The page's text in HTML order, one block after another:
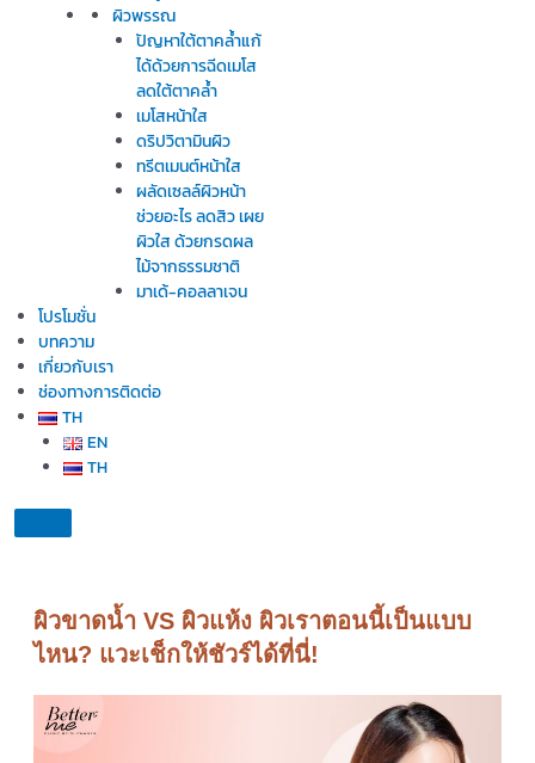
ผิวพรรณ
ปัญหาใต้ตาคล้ำแก้
ได้ด้วยการฉีดเมโส
ลดใต้ตาคล้ำ
เมโสหน้าใส
ดริปวิตามินผิว
ทรีตเมนต์หน้าใส
ผลัดเซลล์ผิวหน้า
ช่วยอะไร ลดสิว เผย
ผิวใส ด้วยกรดผล
ไม้จากธรรมชาติ
มาเด้-คอลลาเจน
โปรโมชั่น
บทความ
เกี่ยวกับเรา
ช่องทางการติดต่อ
TH
EN
TH
ผิวขาดน้ำ VS ผิวแห้ง ผิวเราตอนนี้เป็นแบบ
ไหน? แวะเช็กให้ชัวร์ได้ที่นี่!